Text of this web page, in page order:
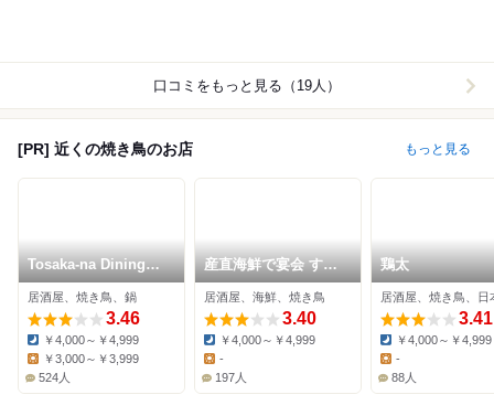
口コミをもっと見る（19人）
[PR] 近くの焼き鳥のお店 もっと見る
Tosaka-na Dining
Gosso 武蔵小杉店
居酒屋、焼き鳥、鍋
3.46
Dinner:
￥4,000～￥4,999
￥3,000～￥3,999
524人
産直海鮮で宴会 すき
ずき 小杉店
居酒屋、海鮮、焼き鳥
3.40
Dinner:
￥4,000～￥4,999
-
197人
鶏太
3.41
Dinner:
￥4,000～￥4,999
Lunch:
-
88人